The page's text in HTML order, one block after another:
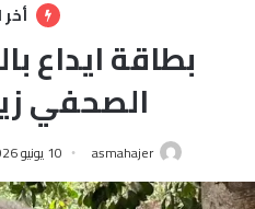
أخر
بطاقة ايداع
الصحفي
asmahajer 10 يونيو 2026